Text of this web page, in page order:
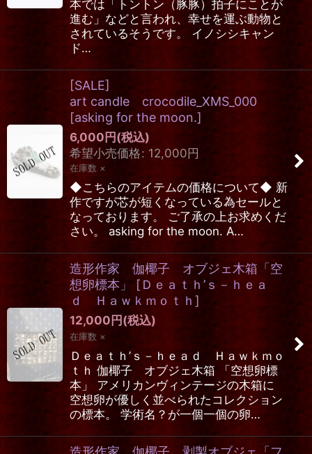
本では「トントン（豚豚）拍子にことが
進む」などと言われ、幸せを運ぶ動物と
されているそうです。 イノシシキャン
ド…
[SALE]
art candle crocodile_XMS_000
[asking for the moon.]
6,000 円 (税込)
希望小売価格: 12,000 円
在庫数 ×
◆こちらのアイテムの価格について◆ 新
作ですが芯が短くなっている為セールと
なっております。 ご了承の上お求めくだ
さい。 asking for the moon. A…
造形作家 伽椰子 オブジェ木箱「空
想卵標本」 [ Ｄｅａｔｈ’ｓ－ｈｅａ
ｄ Ｈａｗｋｍｏｔｈ ]
12,000 円 (税込)
在庫数 ×
Ｄｅａｔｈ’ｓ－ｈｅａｄ Ｈａｗｋｍｏ
ｔｈ 伽椰子 オブジェ木箱 「空想卵標
本」 アメリカンヴィンテージの木箱に
空想卵が優しく並べられたコレクション
の標本。 学術名？が一個一個の卵…